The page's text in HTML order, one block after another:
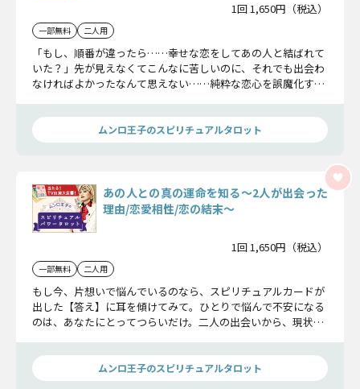
1回 1,650円（税込）
一部無料 二人用
「もし、順番が違ったら……幸せな恋をしてあの人と結ばれて
いた？」先が見えなくてこんなに苦しいのに、それでも出会わ
なければよかったなんて思えない……純粋な恋心を誤魔化すの
か、この恋の未来をお伝えします。
ムンロ王子のスピリチュアルタロット
あの人との真の運命を知る〜2人が出会った
理由/恋愛相性/恋の結末〜
1回 1,650円（税込）
一部無料 二人用
もし今、片想いで悩んでいるのなら、スピリチュアルカードが
出した【答え】に耳を傾けてみて。ひとりで悩んで不安になる
のは、あなたにとってつらいだけ。二人の出会いから、現状、
見えてくるでしょう。
ムンロ王子のスピリチュアルタロット